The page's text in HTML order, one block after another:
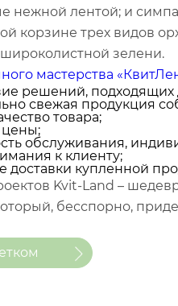
нежной лентой; и
корзине трех видов
зелени.
мастерства
решений, подходящих
свежая продукция
товара;
обслуживания,
к клиенту;
доставки купленной
Kvit-Land –
бесспорно,